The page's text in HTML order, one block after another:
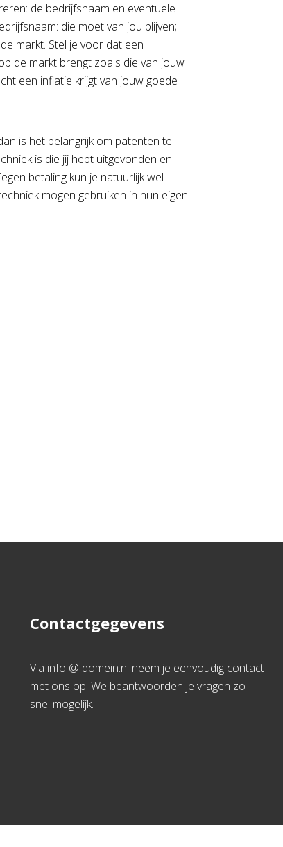
de bedrijfsnaam en eventuele
die moet van jou blijven;
markt. Stel je voor dat een
de markt brengt zoals die van jouw
een inflatie krijgt van jouw goede
is het belangrijk om patenten te
is die jij hebt uitgevonden en
betaling kun je natuurlijk wel
mogen gebruiken in hun eigen
Contactgegevens
Via info @ domein.nl neem je eenvoudig contact
met ons op. We beantwoorden je vragen zo
snel mogelijk.